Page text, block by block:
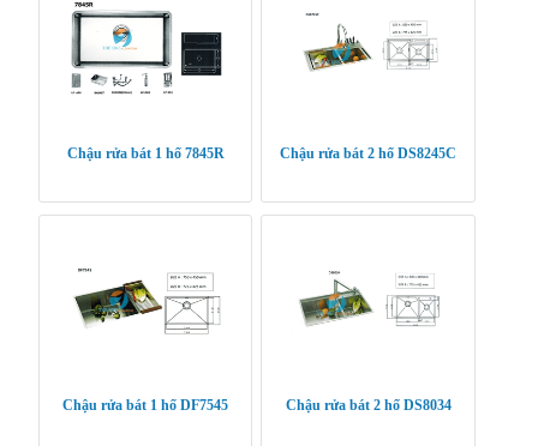
Chậu rửa bát 1 hố 7845R Chậu rửa bát 2 hố DS8245C
Chậu rửa bát 1 hố DF7545 Chậu rửa bát 2 hố DS8034